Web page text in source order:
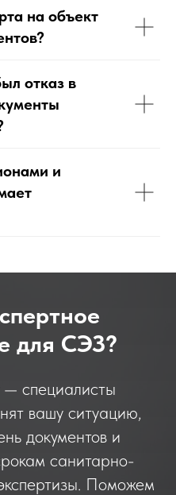
на объект
отказ в
и
для СЭЗ?
— специалисты
вашу ситуацию,
документов и
санитарно-
Поможем